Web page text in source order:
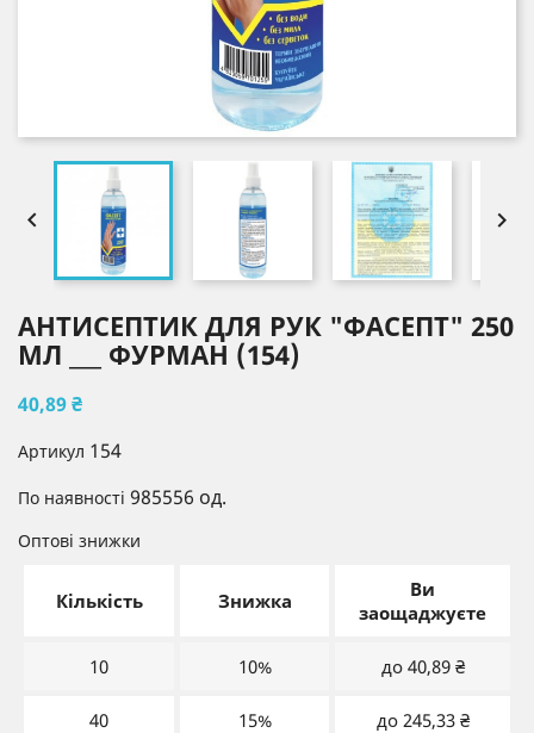
 
АНТИСЕПТИК ДЛЯ РУК "ФАСЕПТ" 250
МЛ ___ ФУРМАН (154)
40,89 ₴
Артикул 154
По наявності 985556 од.
Оптові знижки
Кількість Знижка
Ви
заощаджуєте
10 10% до 40,89 ₴
40 15% до 245,33 ₴